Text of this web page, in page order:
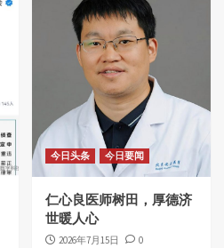
今日头条 今日要闻
仁心良医师树田，厚德济
世暖人心
2026年7月15日 0